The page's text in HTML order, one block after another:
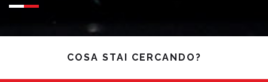
COSA STAI CERCANDO?